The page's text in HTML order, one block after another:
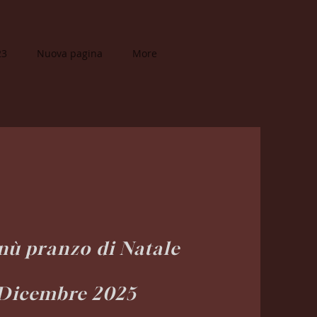
Nuova pagina More
pranzo di Natale
mbre 2025